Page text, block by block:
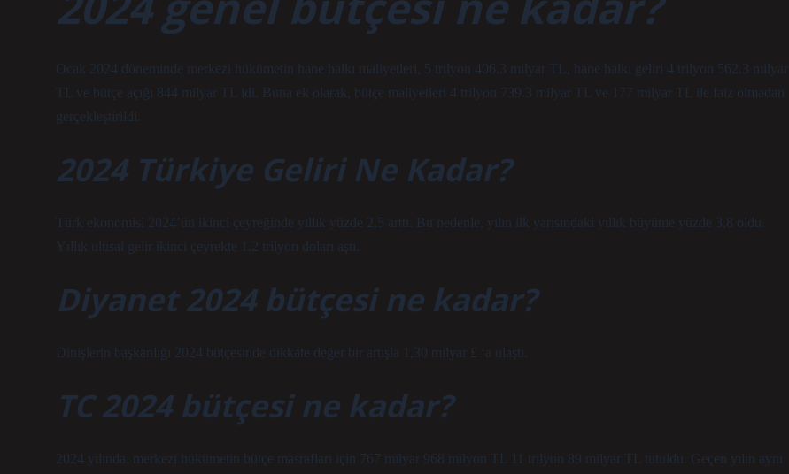
Ocak 2024 döneminde merkezi hükümetin hane halkı maliyetleri, 5 trilyon 406.3 milyar TL, hane halkı geliri 4 trilyon 562.3 milyar
TL ve bütçe açığı 844 milyar TL idi. Buna ek olarak, bütçe maliyetleri 4 trilyon 739.3 milyar TL ve 177 milyar TL ile faiz olmadan
gerçekleştirildi.
2024 Türkiye Geliri Ne Kadar?
Türk ekonomisi 2024’ün ikinci çeyreğinde yıllık yüzde 2,5 arttı. Bu nedenle, yılın ilk yarısındaki yıllık büyüme yüzde 3,8 oldu.
Yıllık ulusal gelir ikinci çeyrekte 1.2 trilyon doları aştı.
Diyanet 2024 bütçesi ne kadar?
Dinişlerin başkanlığı 2024 bütçesinde dikkate değer bir artışla 1,30 milyar £ ‘a ulaştı.
TC 2024 bütçesi ne kadar?
2024 yılında, merkezi hükümetin bütçe masrafları için 767 milyar 968 milyon TL 11 trilyon 89 milyar TL tutuldu. Geçen yılın aynı